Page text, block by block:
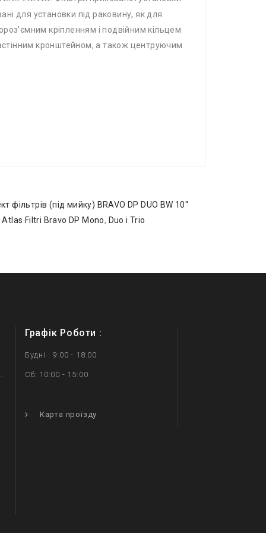
для установки під раковину, як для
кріпленням і подвійним кільцем
кронштейном, а також центруючим
фільтрів (під мийку) BRAVO DP DUO BW 10″
Atlas Filtri Bravo DP Mono, Duo і Trio
Графік Роботи :
Будні : 9:00 - 18:00
Сб: 10:00 - 15:00
Карта проїзду